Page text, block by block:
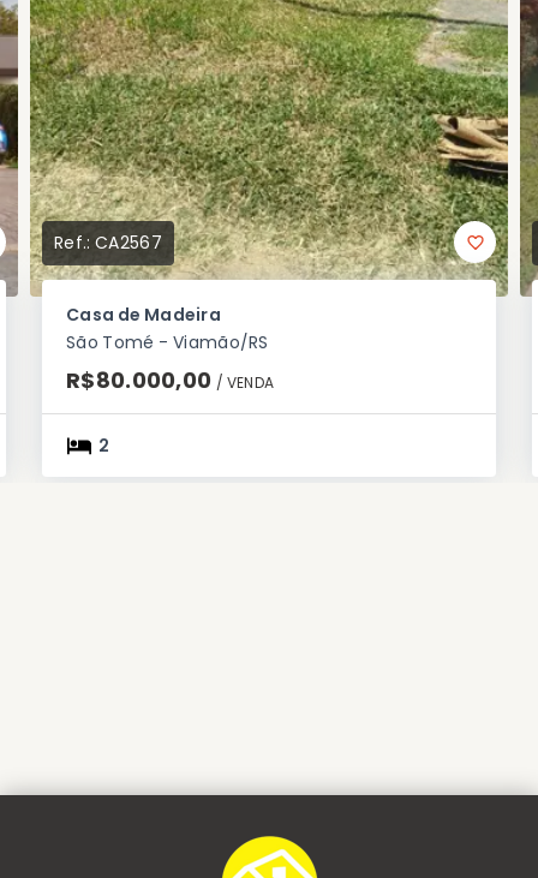
Ref.:CA2567
Casa de Madeira
São Tomé - Viamão/RS
R$80.000,00 / VENDA
2